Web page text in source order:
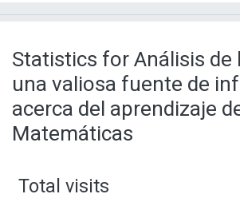
Mas información
Aportar material
Statistics for Análisis de
una valiosa fuente de
acerca del aprendizaje
Matemáticas
Total visits